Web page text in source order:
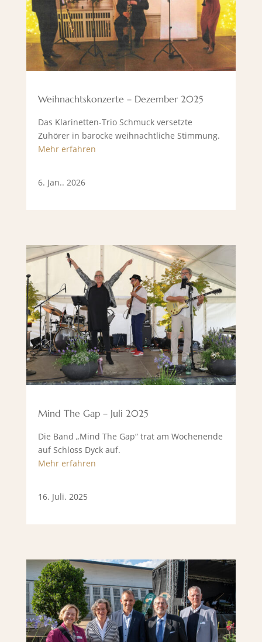
Weihnachtskonzerte – Dezember 2025
Das Klarinetten-Trio Schmuck versetzte
Zuhörer in barocke weihnachtliche Stimmung.
Mehr erfahren
6. Jan.. 2026
Mind The Gap – Juli 2025
Die Band „Mind The Gap“ trat am Wochenende
auf Schloss Dyck auf.
Mehr erfahren
16. Juli. 2025